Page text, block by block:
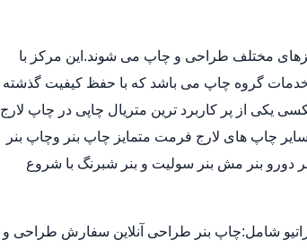
مختلف طراحی و چاپ می شوند.این مرکز با
گروه چاپ می باشد که با حفظ کیفیت گذشته
یکی از پر کاربرد ترین متریال چاپی در چاپ لارج
چاپ های لارج فرمت متمایز چاپ بنر وچاپ بنر
چاپ بنر ارزان چاپ بنر در خانه در انواع چاپ بنر عرض 5و 3 بنر دورو بنر مش بنر سولیت و بنر شبرنگ با شروع
شامل:چاپ بنر طراحی آنلاین سفارش طراحی و